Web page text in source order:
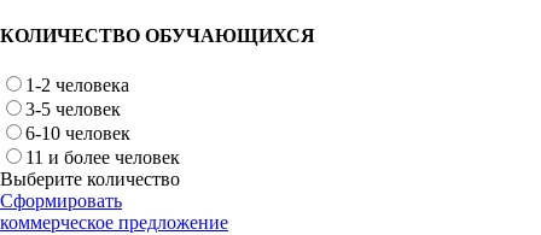
КОЛИЧЕСТВО ОБУЧАЮЩИХСЯ
1-2 человека
3-5 человек
6-10 человек
11 и более человек
Выберите количество
Сформировать
коммерческое предложение